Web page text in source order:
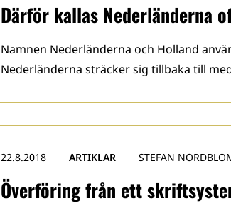
Därför kallas Nederländerna
Namnen Nederländerna och Holland
Nederländerna sträcker sig tillbaka till
Överföring från ett
22.8.2018 ARTIKLAR STEFAN